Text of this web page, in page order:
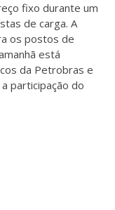
fixo durante um
de carga. A
os postos de
está
da Petrobras e
participação do